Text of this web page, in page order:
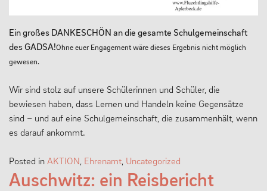
Ein großes DANKESCHÖN an die gesamte Schulgemeinschaft
des GADSA!Ohne euer Engagement wäre dieses Ergebnis nicht möglich
gewesen.
Wir sind stolz auf unsere Schülerinnen und Schüler, die
bewiesen haben, dass Lernen und Handeln keine Gegensätze
sind – und auf eine Schulgemeinschaft, die zusammenhält, wenn
es darauf ankommt.
Posted in AKTION Ehrenamt Uncategorized
Auschwitz: ein Reisbericht